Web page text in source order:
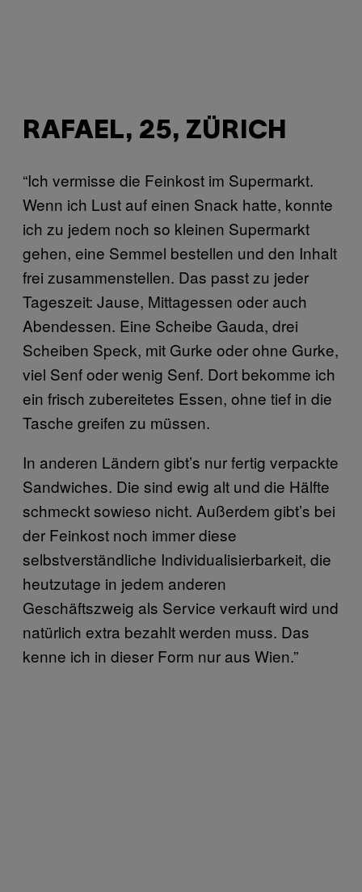
RAFAEL, 25, ZÜRICH
“Ich vermisse die Feinkost im Supermarkt.
Wenn ich Lust auf einen Snack hatte, konnte
ich zu jedem noch so kleinen Supermarkt
gehen, eine Semmel bestellen und den Inhalt
frei zusammenstellen. Das passt zu jeder
Tageszeit: Jause, Mittagessen oder auch
Abendessen. Eine Scheibe Gauda, drei
Scheiben Speck, mit Gurke oder ohne Gurke,
viel Senf oder wenig Senf. Dort bekomme ich
ein frisch zubereitetes Essen, ohne tief in die
Tasche greifen zu müssen.
In anderen Ländern gibt’s nur fertig verpackte
Sandwiches. Die sind ewig alt und die Hälfte
schmeckt sowieso nicht. Außerdem gibt’s bei
der Feinkost noch immer diese
selbstverständliche Individualisierbarkeit, die
heutzutage in jedem anderen
Geschäftszweig als Service verkauft wird und
natürlich extra bezahlt werden muss. Das
kenne ich in dieser Form nur aus Wien.”